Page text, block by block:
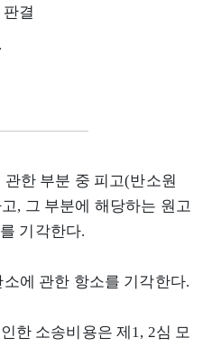
결
한 부분 중 피고(반소원
, 그 부분에 해당하는 원고
기각한다.
에 관한 항소를 기각한다.
한 소송비용은 제1, 2심 모